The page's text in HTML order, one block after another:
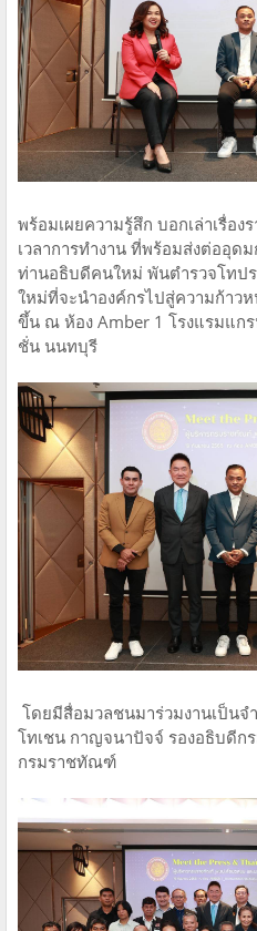
พร้อมเผยความรู้สึก บอกเล่าเรื่อ
เวลาการทำงาน ที่พร้อมส่งต่ออุด
ท่านอธิบดีคนใหม่ พันตำรวจโทป
ใหม่ที่จะนำองค์กรไปสู่ความก้าว
ขึ้น ณ ห้อง Amber 1 โรงแรมแก
ชั่น นนทบุรี
โดยมีสื่อมวลชนมาร่วมงานเป็น
โทเชน กาญจนาปัจจ์ รองอธิบดี
กรมราชทัณฑ์